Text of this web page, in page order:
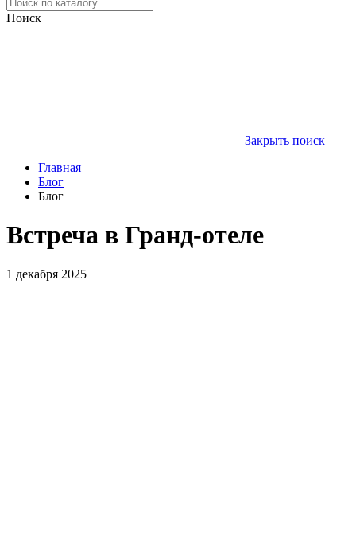
Поиск
Закрыть поиск
Главная
Блог
Блог
Встреча в Гранд-отеле
1 декабря 2025